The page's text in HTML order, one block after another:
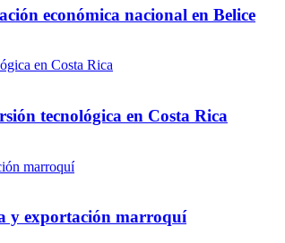
económica nacional en Belice
tecnológica en Costa Rica
y exportación marroquí